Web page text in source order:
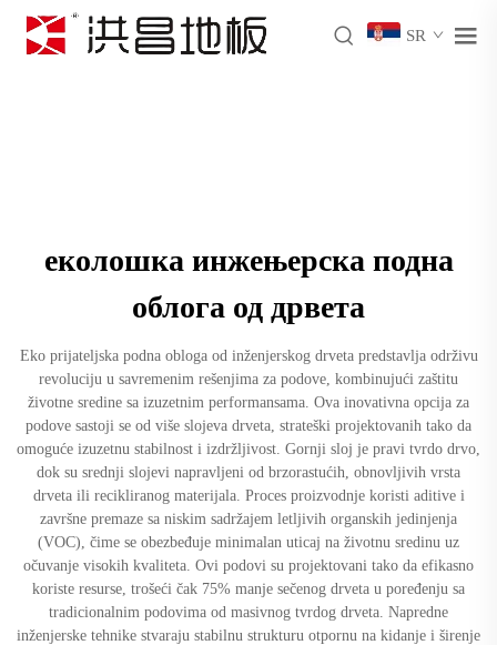
SR
еколошка инжењерска подна
облога од дрвета
Eko prijateljska podna obloga od inženjerskog drveta predstavlja održivu
revoluciju u savremenim rešenjima za podove, kombinujući zaštitu
životne sredine sa izuzetnim performansama. Ova inovativna opcija za
podove sastoji se od više slojeva drveta, strateški projektovanih tako da
omoguće izuzetnu stabilnost i izdržljivost. Gornji sloj je pravi tvrdo drvo,
dok su srednji slojevi napravljeni od brzorastućih, obnovljivih vrsta
drveta ili recikliranog materijala. Proces proizvodnje koristi aditive i
završne premaze sa niskim sadržajem letljivih organskih jedinjenja
(VOC), čime se obezbeđuje minimalan uticaj na životnu sredinu uz
očuvanje visokih kvaliteta. Ovi podovi su projektovani tako da efikasno
koriste resurse, trošeći čak 75% manje sečenog drveta u poređenju sa
tradicionalnim podovima od masivnog tvrdog drveta. Napredne
inženjerske tehnike stvaraju stabilnu strukturu otpornu na kidanje i širenje